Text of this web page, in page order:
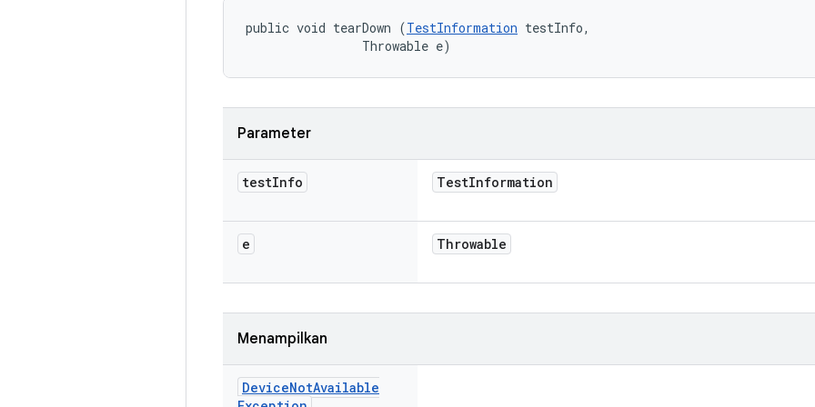
public void tearDown (TestInformation testInfo,
                Throwable e)
Parameter
testInfo TestInformation
e Throwable
Menampilkan
DeviceNotAvailable